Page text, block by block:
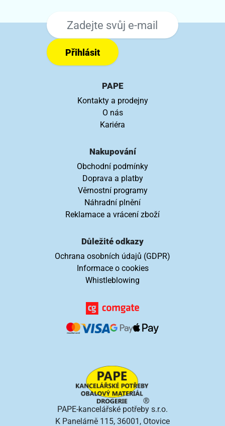
Přihlásit
PAPE
Kontakty a prodejny
O nás
Kariéra
Nakupování
Obchodní podmínky
Doprava a platby
Věrnostní programy
Náhradní plnění
Reklamace a vrácení zboží
Důležité odkazy
Ochrana osobních údajů (GDPR)
Informace o cookies
Whistleblowing
PAPE-kancelářské potřeby s.r.o.
K Panelárně 115, 36001, Otovice